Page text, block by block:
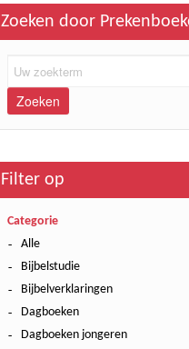
Zoeken door
Zoeken
Filter op
Categorie
Alle
Bijbelstudie
Bijbelverklaringen
Dagboeken
Dagboeken jongeren